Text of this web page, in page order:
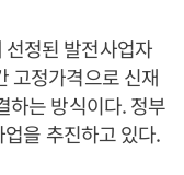
정된 발전사업자
고정가격으로 신재
하는 방식이다. 정부
을 추진하고 있다.